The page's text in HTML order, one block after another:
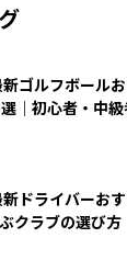
ゴルフボール
｜初心者・中
ドライバーお
クラブの選び方